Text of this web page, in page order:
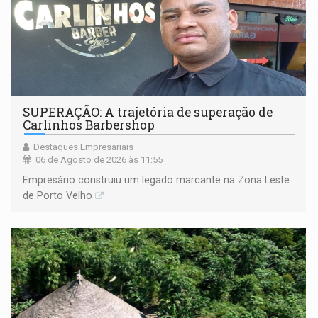
SUPERAÇÃO: A trajetória de superação de
Carlinhos Barbershop
Destaques Empresariais
06 de Agosto de 2026 às 11:55
Empresário construiu um legado marcante na Zona Leste
de Porto Velho